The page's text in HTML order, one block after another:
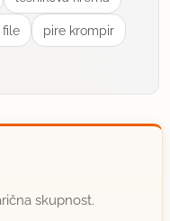
...), velikosti
file pire krompir
skupnost.